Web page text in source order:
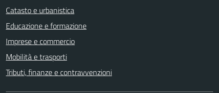
Catasto e urbanistica
Educazione e formazione
Imprese e commercio
Mobilità e trasporti
Tributi, finanze e contravvenzioni